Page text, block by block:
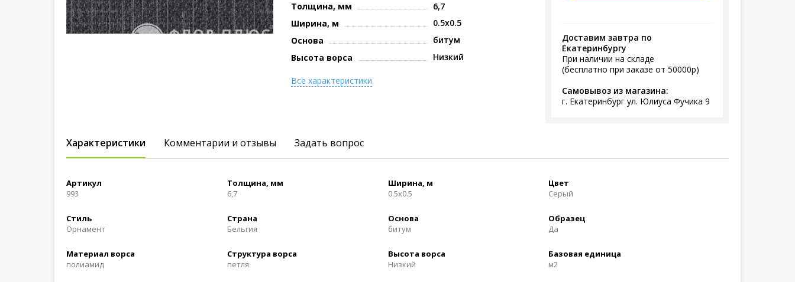
Доставим завтра по
Екатеринбургу
При наличии на складе
(бесплатно при заказе от 50000р)
Самовывоз из магазина:
г. Екатеринбург ул. Юлиуса Фучика 9
Толщина, мм
6,7
Ширина, м
0.5x0.5
Основа
битум
Высота ворса
Низкий
Все характеристики
Характеристики Комментарии и отзывы Задать вопрос
Артикул
993
Толщина, мм
6,7
Ширина, м
0.5x0.5
Цвет
Серый
Стиль
Орнамент
Страна
Бельгия
Основа
битум
Образец
Да
Материал ворса
полиамид
Структура ворса
петля
Высота ворса
Низкий
Базовая единица
м2